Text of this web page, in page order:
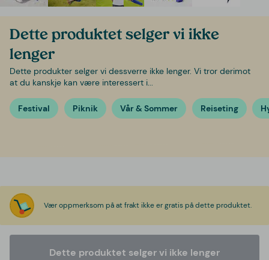
Dette produktet selger vi ikke
lenger
Dette produkter selger vi dessverre ikke lenger. Vi tror derimot
at du kanskje kan være interessert i...
Festival Piknik Vår & Sommer Reiseting
Vær oppmerksom på at frakt ikke er gratis på dette produktet.
Dette produktet selger vi ikke lenger